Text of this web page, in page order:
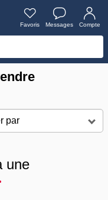
Favoris Messages Compte
une